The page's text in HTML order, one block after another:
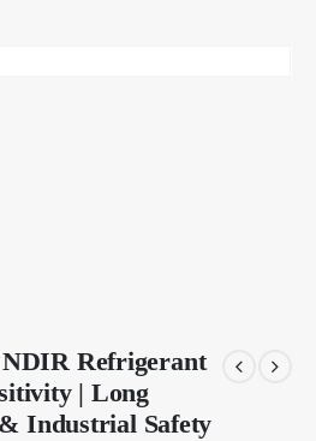
Refrigerant
| Long
Industrial Safety